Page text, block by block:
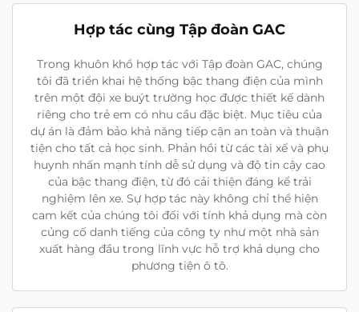
Hợp tác cùng Tập đoàn GAC
Trong khuôn khổ hợp tác với Tập đoàn GAC, chúng
tôi đã triển khai hệ thống bậc thang điện của mình
trên một đội xe buýt trường học được thiết kế dành
riêng cho trẻ em có nhu cầu đặc biệt. Mục tiêu của
dự án là đảm bảo khả năng tiếp cận an toàn và thuận
tiện cho tất cả học sinh. Phản hồi từ các tài xế và phụ
huynh nhấn mạnh tính dễ sử dụng và độ tin cậy cao
của bậc thang điện, từ đó cải thiện đáng kể trải
nghiệm lên xe. Sự hợp tác này không chỉ thể hiện
cam kết của chúng tôi đối với tính khả dụng mà còn
củng cố danh tiếng của công ty như một nhà sản
xuất hàng đầu trong lĩnh vực hỗ trợ khả dụng cho
phương tiện ô tô.